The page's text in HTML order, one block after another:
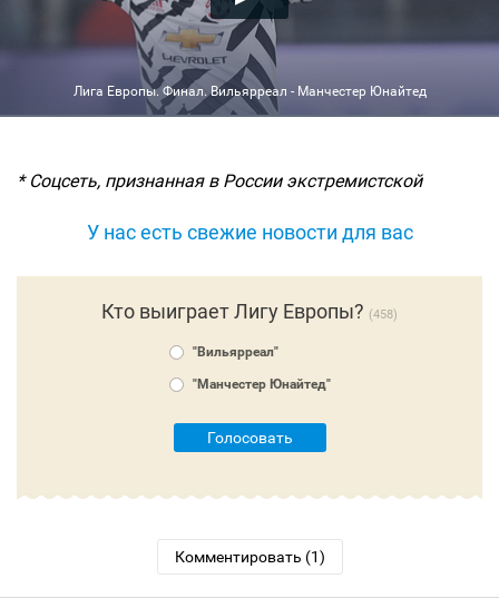
Лига Европы. Финал. Вильярреал - Манчестер Юнайтед
* Соцсеть, признанная в России экстремистской
У нас есть свежие новости для вас
Кто выиграет Лигу Европы? 458
"Вильярреал"
"Манчестер Юнайтед"
Голосовать
Комментировать (1)